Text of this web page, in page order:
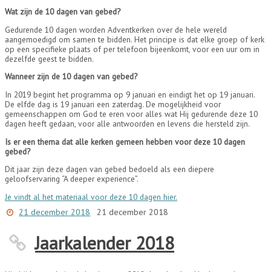
Wat zijn de 10 dagen van gebed?
Gedurende 10 dagen worden Adventkerken over de hele wereld
aangemoedigd om samen te bidden. Het principe is dat elke groep of kerk
op een specifieke plaats of per telefoon bijeenkomt, voor een uur om in
dezelfde geest te bidden.
Wanneer zijn de 10 dagen van gebed?
In 2019 begint het programma op 9 januari en eindigt het op 19 januari.
De elfde dag is 19 januari een zaterdag. De mogelijkheid voor
gemeenschappen om God te eren voor alles wat Hij gedurende deze 10
dagen heeft gedaan, voor alle antwoorden en levens die hersteld zijn.
Is er een thema dat alle kerken gemeen hebben voor deze 10 dagen
gebed?
Dit jaar zijn deze dagen van gebed bedoeld als een diepere
geloofservaring “A deeper experience”.
Je vindt al het materiaal voor deze 10 dagen hier.
21 december 2018
21 december 2018
Jaarkalender 2018